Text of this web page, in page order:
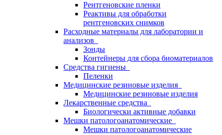
Рентгеновские пленки
Реактивы для обработки
рентгеновских снимков
Расходные материалы для лаборатории и
анализов
Зонды
Контейнеры для сбора биоматериалов
Средства гигиены
Пеленки
Медицинские резиновые изделия
Медицинские резиновые изделия
Лекарственные средства
Биологически активные добавки
Мешки патологоанатомические
Мешки патологоанатомические